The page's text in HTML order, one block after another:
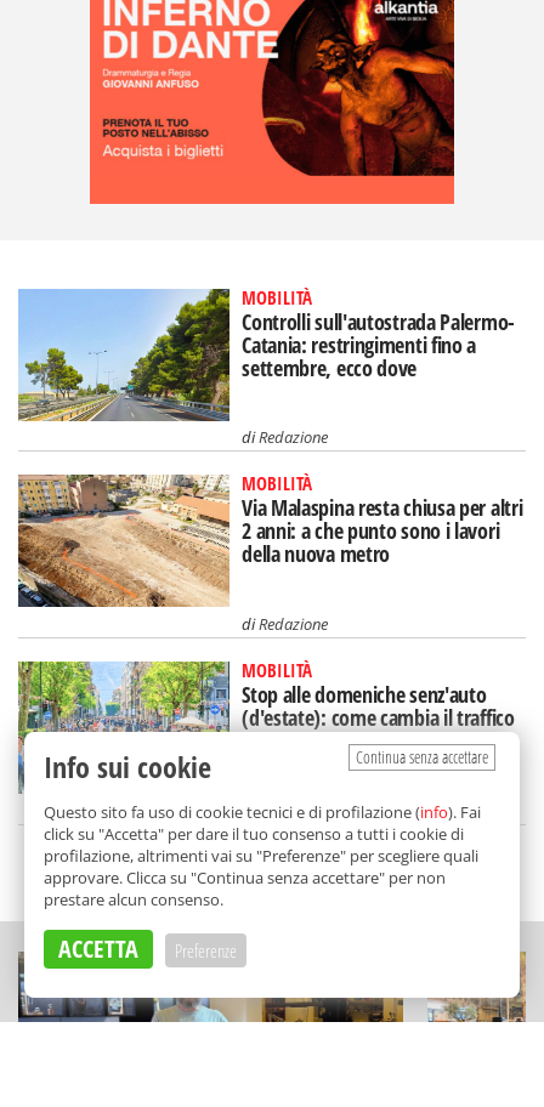
MOBILITÀ
Controlli sull'autostrada Palermo-
Catania: restringimenti fino a
settembre, ecco dove
diRedazione
MOBILITÀ
Via Malaspina resta chiusa per altri
2 anni: a che punto sono i lavori
della nuova metro
diRedazione
MOBILITÀ
Stop alle domeniche senz'auto
(d'estate): come cambia il traffico
in via Libertà
diRedazione
SCELTO DA BALARM
Continua senza accettare
Info sui cookie
Questo sito fa uso di cookie tecnici e di profilazione (info). Fai
click su "Accetta" per dare il tuo consenso a tutti i cookie di
profilazione, altrimenti vai su "Preferenze" per scegliere quali
approvare. Clicca su "Continua senza accettare" per non
prestare alcun consenso.
ACCETTA Preferenze